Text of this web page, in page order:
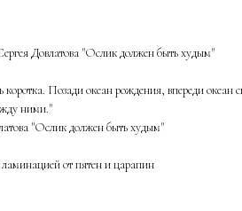
Довлатова "Ослик должен быть худым"
коротка. Позади океан рождения, впереди океан
ними."
"Ослик должен быть худым"
от пятен и царапин